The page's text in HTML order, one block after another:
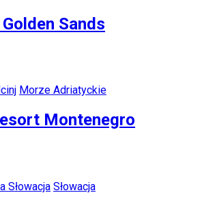
Sands
Morze Adriatyckie
Montenegro
Słowacja Słowacja